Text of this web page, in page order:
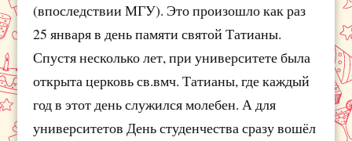
(впоследствии МГУ). Это произошло как раз
25 января в день памяти святой Татианы.
Спустя несколько лет, при университете была
открыта церковь св.вмч. Татианы, где каждый
год в этот день служился молебен. А для
университетов День студенчества сразу вошёл